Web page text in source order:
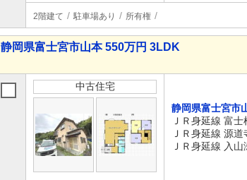
2階建て 駐車場あり 所有権
静岡県富士宮市山本 550万円 3LDK
中古住宅
静岡県富士宮市
ＪＲ身延線 富
ＪＲ身延線 源
ＪＲ身延線 入